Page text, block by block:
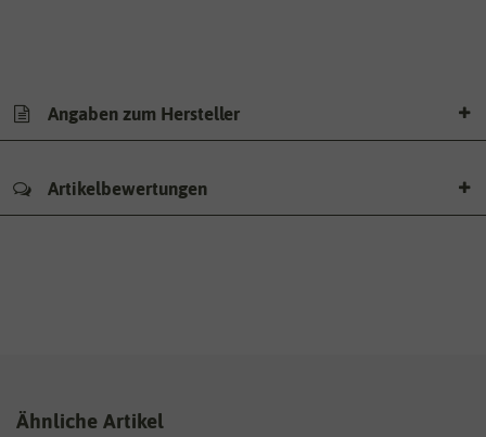
Angaben zum Hersteller
Artikelbewertungen
Ähnliche Artikel